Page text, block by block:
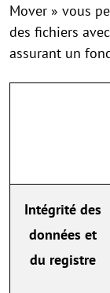
Mover » vous
des fichiers
assurant un
Intégrité des
données et
du registre